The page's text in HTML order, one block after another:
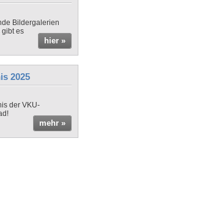
Bildergalerien
gibt es
hier »
2025
der VKU-
mehr »